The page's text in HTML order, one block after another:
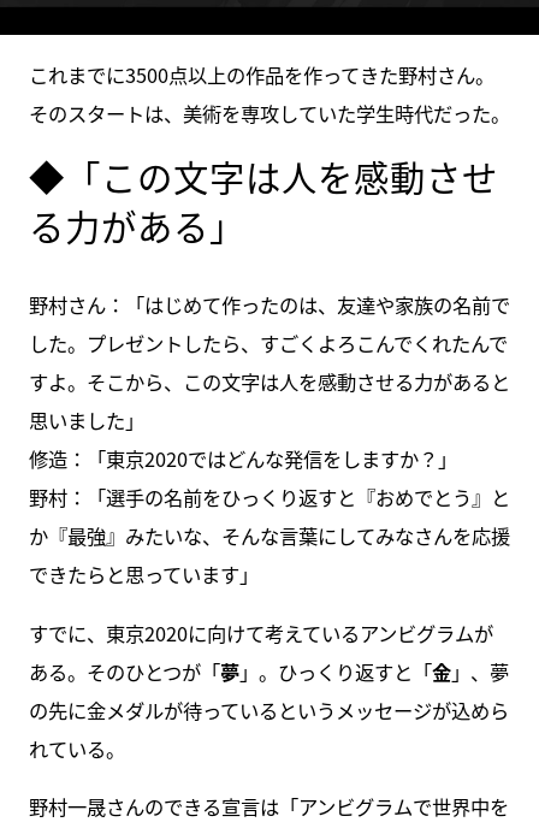
これまでに3500点以上の作品を作ってきた野村さん。
そのスタートは、美術を専攻していた学生時代だった。
◆「この文字は人を感動させ
る力がある」
野村さん：「はじめて作ったのは、友達や家族の名前で
した。プレゼントしたら、すごくよろこんでくれたんで
すよ。そこから、この文字は人を感動させる力があると
思いました」
修造：「東京2020ではどんな発信をしますか？」
野村：「選手の名前をひっくり返すと『おめでとう』と
か『最強』みたいな、そんな言葉にしてみなさんを応援
できたらと思っています」
すでに、東京2020に向けて考えているアンビグラムが
ある。そのひとつが「夢」。ひっくり返すと「金」、夢
の先に金メダルが待っているというメッセージが込めら
れている。
野村一晟さんのできる宣言は「アンビグラムで世界中を